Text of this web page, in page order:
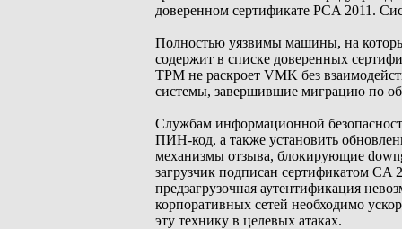
доверенном сертификате PCA 2011.
Полностью уязвимы машины, на
содержит в списке доверенных
TPM не раскроет VMK без
системы, завершившие миграцию по
Службам информационной
ПИН-код, а также установить
механизмы отзыва, блокирующие
загрузчик подписан сертификатом
предзагрузочная аутентификация
корпоративных сетей необходимо
эту технику в целевых атаках.